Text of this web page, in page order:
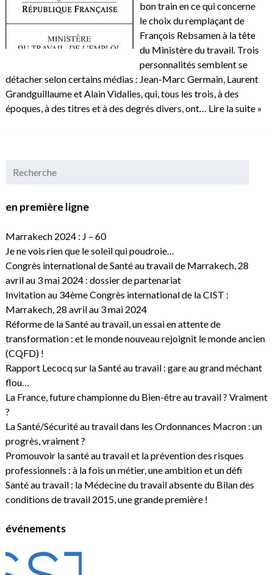
bon train en ce qui concerne
le choix du remplaçant de
François Rebsamen à la tête
du Ministère du travail. Trois
personnalités semblent se
détacher selon certains médias : Jean-Marc Germain, Laurent
Grandguillaume et Alain Vidalies, qui, tous les trois, à des
époques, à des titres et à des degrés divers, ont… Lire la suite »
en première ligne
Marrakech 2024 : J – 60
Je ne vois rien que le soleil qui poudroie…
Congrès international de Santé au travail de Marrakech, 28
avril au 3 mai 2024 : dossier de partenariat
Invitation au 34ème Congrès international de la CIST :
Marrakech, 28 avril au 3 mai 2024
Réforme de la Santé au travail, un essai en attente de
transformation : et le monde nouveau rejoignit le monde ancien
(CQFD) !
Rapport Lecocq sur la Santé au travail : gare au grand méchant
flou…
La France, future championne du Bien-être au travail ? Vraiment
?
La Santé/Sécurité au travail dans les Ordonnances Macron : un
progrès, vraiment ?
Promouvoir la santé au travail et la prévention des risques
professionnels : à la fois un métier, une ambition et un défi
Santé au travail : la Médecine du travail absente du Bilan des
conditions de travail 2015, une grande première !
événements